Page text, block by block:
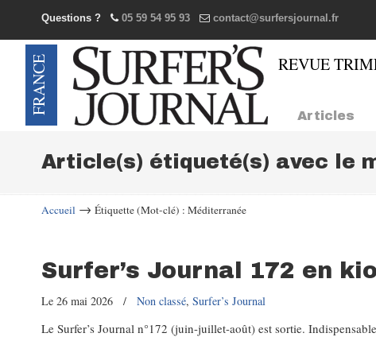
Questions ? 05 59 54 95 93 contact@surfersjournal.fr
Articles
Navigation
Article(s) étiqueté(s) avec le
Accueil → Étiquette (Mot-clé) : Méditerranée
Surfer’s Journal 172 en
Le 26 mai 2026 / Non classé, Surfer’s Journal
Le Surfer’s Journal n°172 (juin-juillet-août) est sortie.